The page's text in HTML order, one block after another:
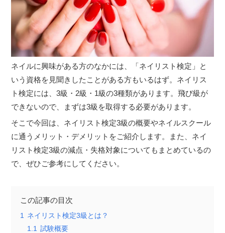
ネイルに興味がある方のなかには、「ネイリスト検定」と
いう資格を見聞きしたことがある方もいるはず。ネイリス
ト検定には、3級・2級・1級の3種類があります。飛び級が
できないので、まずは3級を取得する必要があります。
そこで今回は、ネイリスト検定3級の概要やネイルスクール
に通うメリット・デメリットをご紹介します。また、ネイ
リスト検定3級の減点・失格対象についてもまとめているの
で、ぜひご参考にしてください。
この記事の目次
1
ネイリスト検定3級とは？
1.1
試験概要